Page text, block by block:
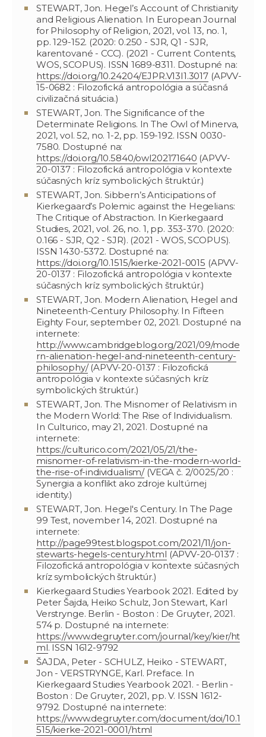
STEWART, Jon. Hegel’s Account of Christianity
and Religious Alienation. In European Journal
for Philosophy of Religion, 2021, vol. 13, no. 1,
pp. 129-152. (2020: 0.250 - SJR, Q1 - SJR,
karentované - CCC). (2021 - Current Contents,
WOS, SCOPUS). ISSN 1689-8311. Dostupné na:
https://doi.org/10.24204/EJPR.V13I1.3017 (APVV-
15-0682 : Filozofická antropológia a súčasná
civilizačná situácia.)
STEWART, Jon. The Significance of the
Determinate Religions. In The Owl of Minerva,
2021, vol. 52, no. 1-2, pp. 159-192. ISSN 0030-
7580. Dostupné na:
https://doi.org/10.5840/owl202171640 (APVV-
20-0137 : Filozofická antropológia v kontexte
súčasných kríz symbolických štruktúr.)
STEWART, Jon. Sibbern’s Anticipations of
Kierkegaard’s Polemic against the Hegelians:
The Critique of Abstraction. In Kierkegaard
Studies, 2021, vol. 26, no. 1, pp. 353-370. (2020:
0.166 - SJR, Q2 - SJR). (2021 - WOS, SCOPUS).
ISSN 1430-5372. Dostupné na:
https://doi.org/10.1515/kierke-2021-0015 (APVV-
20-0137 : Filozofická antropológia v kontexte
súčasných kríz symbolických štruktúr.)
STEWART, Jon. Modern Alienation, Hegel and
Nineteenth-Century Philosophy. In Fifteen
Eighty Four, september 02, 2021. Dostupné na
internete:
http://www.cambridgeblog.org/2021/09/mode
rn-alienation-hegel-and-nineteenth-century-
philosophy/(APVV-20-0137 : Filozofická
antropológia v kontexte súčasných kríz
symbolických štruktúr.)
STEWART, Jon. The Misnomer of Relativism in
the Modern World: The Rise of Individualism.
In Culturico, may 21, 2021. Dostupné na
internete:
https://culturico.com/2021/05/21/the-
misnomer-of-relativism-in-the-modern-world-
the-rise-of-individualism/(VEGA č. 2/0025/20 :
Synergia a konflikt ako zdroje kultúrnej
identity.)
STEWART, Jon. Hegel's Century. In The Page
99 Test, november 14, 2021. Dostupné na
internete:
http://page99test.blogspot.com/2021/11/jon-
stewarts-hegels-century.html (APVV-20-0137 :
Filozofická antropológia v kontexte súčasných
kríz symbolických štruktúr.)
Kierkegaard Studies Yearbook 2021. Edited by
Peter Šajda, Heiko Schulz, Jon Stewart, Karl
Verstrynge. Berlin - Boston : De Gruyter, 2021.
574 p. Dostupné na internete:
https://www.degruyter.com/journal/key/kier/ht
ml. ISSN 1612-9792
ŠAJDA, Peter - SCHULZ, Heiko - STEWART,
Jon - VERSTRYNGE, Karl. Preface. In
Kierkegaard Studies Yearbook 2021. - Berlin -
Boston : De Gruyter, 2021, pp. V. ISSN 1612-
9792. Dostupné na internete:
https://www.degruyter.com/document/doi/10.1
515/kierke-2021-0001/html